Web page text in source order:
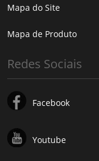
Mapa do Site
Mapa de Produto
Redes Sociais
Facebook
Youtube